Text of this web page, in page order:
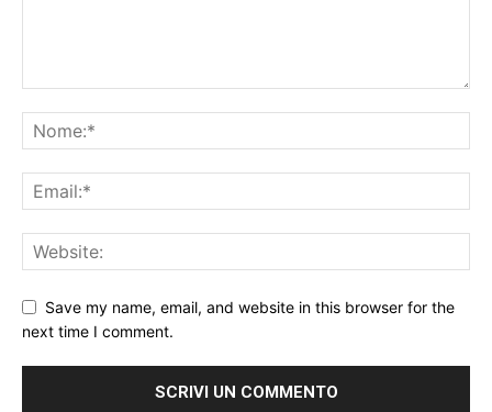
Save my name, email, and website in this browser for the
next time I comment.